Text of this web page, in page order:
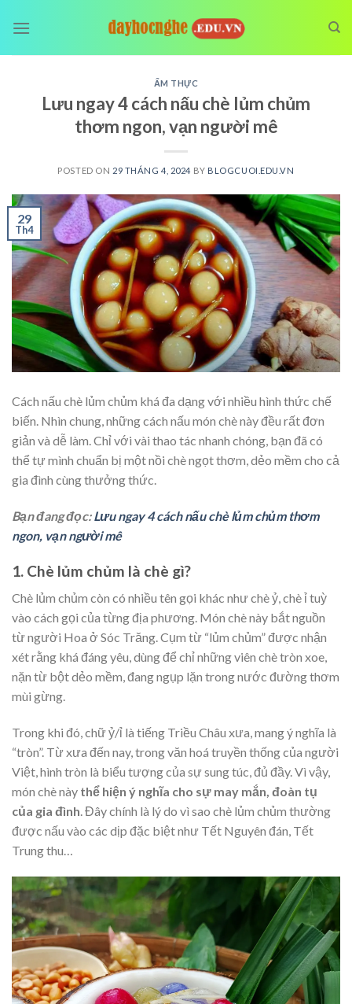
ẨM THỰC
Lưu ngay 4 cách nấu chè lủm chủm
thơm ngon, vạn người mê
POSTED ON 29 THÁNG 4, 2024 BY BLOGCUOI.EDU.VN
29
Th4
Cách nấu chè lủm chủm khá đa dạng với nhiều hình thức chế
biến. Nhìn chung, những cách nấu món chè này đều rất đơn
giản và dễ làm. Chỉ với vài thao tác nhanh chóng, bạn đã có
thể tự mình chuẩn bị một nồi chè ngọt thơm, dẻo mềm cho cả
gia đình cùng thưởng thức.
Bạn đang đọc:Lưu ngay 4 cách nấu chè lủm chủm thơm
ngon, vạn người mê
1. Chè lủm chủm là chè gì?
Chè lủm chủm còn có nhiều tên gọi khác như chè ỷ, chè ỉ tuỳ
vào cách gọi của từng địa phương. Món chè này bắt nguồn
từ người Hoa ở Sóc Trăng. Cụm từ “lủm chủm” được nhận
xét rằng khá đáng yêu, dùng để chỉ những viên chè tròn xoe,
nặn từ bột dẻo mềm, đang ngụp lặn trong nước đường thơm
mùi gừng.
Trong khi đó, chữ ỷ/ỉ là tiếng Triều Châu xưa, mang ý nghĩa là
“tròn”. Từ xưa đến nay, trong văn hoá truyền thống của người
Việt, hình tròn là biểu tượng của sự sung túc, đủ đầy. Vì vậy,
món chè này thể hiện ý nghĩa cho sự may mắn, đoàn tụ
của gia đình. Đây chính là lý do vì sao chè lủm chủm thường
được nấu vào các dịp đặc biệt như Tết Nguyên đán, Tết
Trung thu…